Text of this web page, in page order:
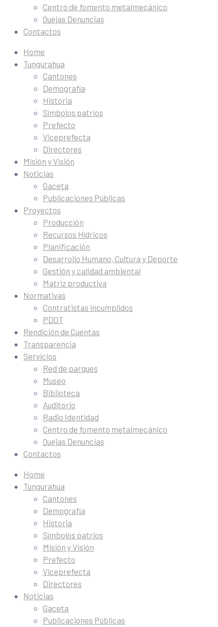
Centro de fomento metalmecánico
Quejas Denuncias
Contactos
Home
Tungurahua
Cantones
Demografía
Historia
Símbolos patrios
Prefecto
Viceprefecta
Directores
Misión y Visión
Noticias
Gaceta
Publicaciones Públicas
Proyectos
Producción
Recursos Hídricos
Planificación
Desarrollo Humano, Cultura y Deporte
Gestión y calidad ambiental
Matriz productiva
Normativas
Contratistas incumplidos
PDOT
Rendición de Cuentas
Transparencia
Servicios
Red de parques
Museo
Biblioteca
Auditorio
Radio Identidad
Centro de fomento metalmecánico
Quejas Denuncias
Contactos
Home
Tungurahua
Cantones
Demografía
Historia
Símbolos patrios
Misión y Visión
Prefecto
Viceprefecta
Directores
Noticias
Gaceta
Publicaciones Públicas